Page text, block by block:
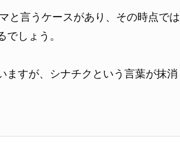
と言うケースがあり、その時点では
しょう。
ますが、シナチクという言葉が抹消